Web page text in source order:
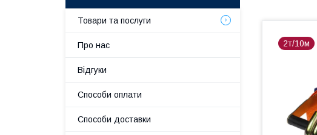
2т/10м
Товари та послуги
Про нас
Відгуки
Способи оплати
Способи доставки